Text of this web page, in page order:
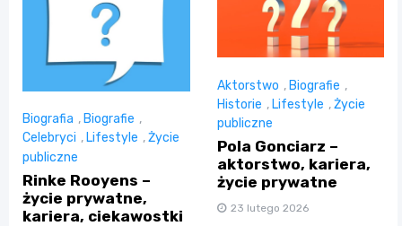
Biografia , Biografie ,
Celebryci , Lifestyle ,Życie
publiczne
Rinke Rooyens –
życie prywatne,
kariera, ciekawostki
Aktorstwo , Biografie ,
Historie , Lifestyle ,Życie
publiczne
Pola Gonciarz –
aktorstwo, kariera,
życie prywatne
23 lutego 2026